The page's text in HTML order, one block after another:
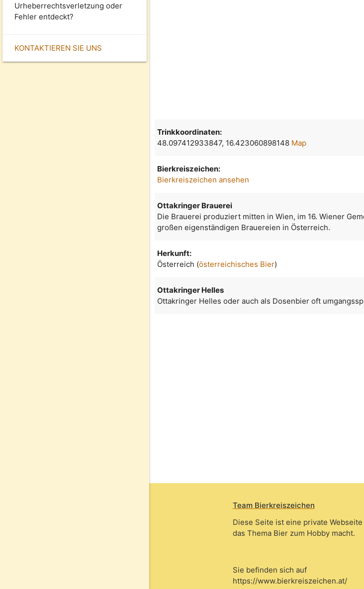
Urheberrechtsverletzung oder
Fehler entdeckt?
KONTAKTIEREN SIE UNS
Trinkkoordinaten:
48.097412933847, 16.423060898148 Map
Bierkreiszeichen:
Bierkreiszeichen ansehen
Ottakringer Brauerei
Die Brauerei produziert mitten in Wien, im 16. Wiener
großen eigenständigen Brauereien in Österreich.
Herkunft:
Österreich (österreichisches Bier)
Ottakringer Helles
Ottakringer Helles oder auch als Dosenbier oft
Team Bierkreiszeichen
Diese Seite ist eine private
das Thema Bier zum Hobby macht.
Sie befinden sich auf
https://www.bierkreiszeichen.at/